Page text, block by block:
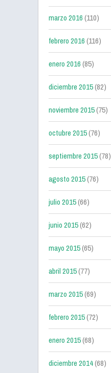
marzo 2016(110)
febrero 2016(116)
enero 2016(85)
diciembre 2015(82)
noviembre 2015(75)
octubre 2015(76)
septiembre 2015(78)
agosto 2015(76)
julio 2015(66)
junio 2015(62)
mayo 2015(65)
abril 2015(77)
marzo 2015(69)
febrero 2015(72)
enero 2015(68)
diciembre 2014(68)